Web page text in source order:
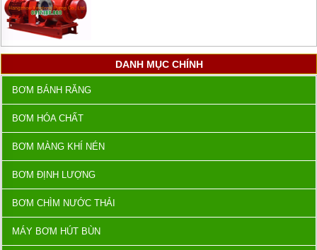
DANH MỤC CHÍNH
BƠM BÁNH RĂNG
BƠM HÓA CHẤT
BƠM MÀNG KHÍ NÉN
BƠM ĐỊNH LƯỢNG
BƠM CHÌM NƯỚC THẢI
MÁY BƠM HÚT BÙN